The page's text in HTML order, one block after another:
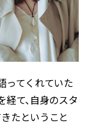
ってくれていた
て、自身のスタ
たということ